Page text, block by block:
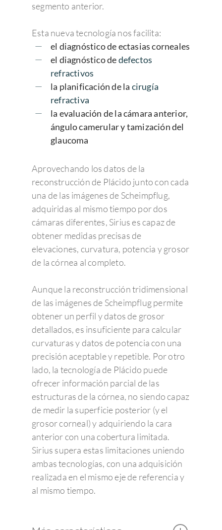
segmento anterior.
Esta nueva tecnología nos facilita:
el diagnóstico de ectasias corneales
el diagnóstico dedefectos
refractivos
la planificación de la cirugía
refractiva
la evaluación de la cámara anterior,
ángulo camerular y tamización del
glaucoma
Aprovechando los datos de la
reconstrucción de Plácido junto con cada
una de las imágenes de Scheimpflug,
adquiridas al mismo tiempo por dos
cámaras diferentes, Sirius es capaz de
obtener medidas precisas de
elevaciones, curvatura, potencia y grosor
de la córnea al completo.
Aunque la reconstrucción tridimensional
de las imágenes de Scheimpflug permite
obtener un perfil y datos de grosor
detallados, es insuficiente para calcular
curvaturas y datos de potencia con una
precisión aceptable y repetible. Por otro
lado, la tecnología de Plácido puede
ofrecer información parcial de las
estructuras de la córnea, no siendo capaz
de medir la superficie posterior (y el
grosor corneal) y adquiriendo la cara
anterior con una cobertura limitada.
Sirius supera estas limitaciones uniendo
ambas tecnologías, con una adquisición
realizada en el mismo eje de referencia y
al mismo tiempo.